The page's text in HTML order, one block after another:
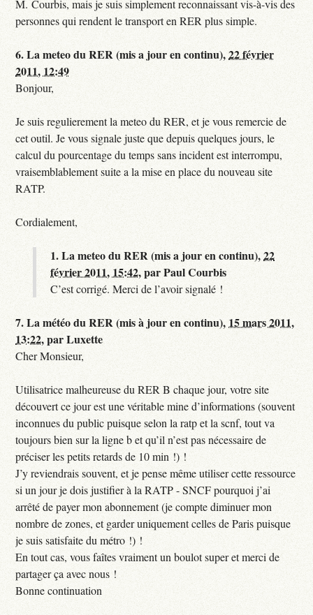
M. Courbis, mais je suis simplement reconnaissant vis-à-vis des
personnes qui rendent le transport en RER plus simple.
6.La meteo du RER (mis a jour en continu),22 février
2011, 12:49
Bonjour,
Je suis regulierement la meteo du RER, et je vous remercie de
cet outil. Je vous signale juste que depuis quelques jours, le
calcul du pourcentage du temps sans incident est interrompu,
vraisemblablement suite a la mise en place du nouveau site
RATP.
Cordialement,
1.La meteo du RER (mis a jour en continu),22
février 2011, 15:42,parPaul Courbis
C’est corrigé. Merci de l’avoir signalé !
7.La météo du RER (mis à jour en continu), 15 mars 2011,
13:22,parLuxette
Cher Monsieur,
Utilisatrice malheureuse du RER B chaque jour, votre site
découvert ce jour est une véritable mine d’informations (souvent
inconnues du public puisque selon la ratp et la scnf, tout va
toujours bien sur la ligne b et qu’il n’est pas nécessaire de
préciser les petits retards de 10 min !) !
J’y reviendrais souvent, et je pense même utiliser cette ressource
si un jour je dois justifier à la RATP - SNCF pourquoi j’ai
arrêté de payer mon abonnement (je compte diminuer mon
nombre de zones, et garder uniquement celles de Paris puisque
je suis satisfaite du métro !) !
En tout cas, vous faîtes vraiment un boulot super et merci de
partager ça avec nous !
Bonne continuation